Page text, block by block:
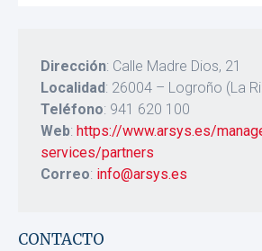
Dirección: Calle Madre Dios, 21
Localidad : 26004 – Logroño (La
Teléfono: 941 620 100
Web: https://www.arsys.es/
services/partners
Correo: info@arsys.es
CONTACTO